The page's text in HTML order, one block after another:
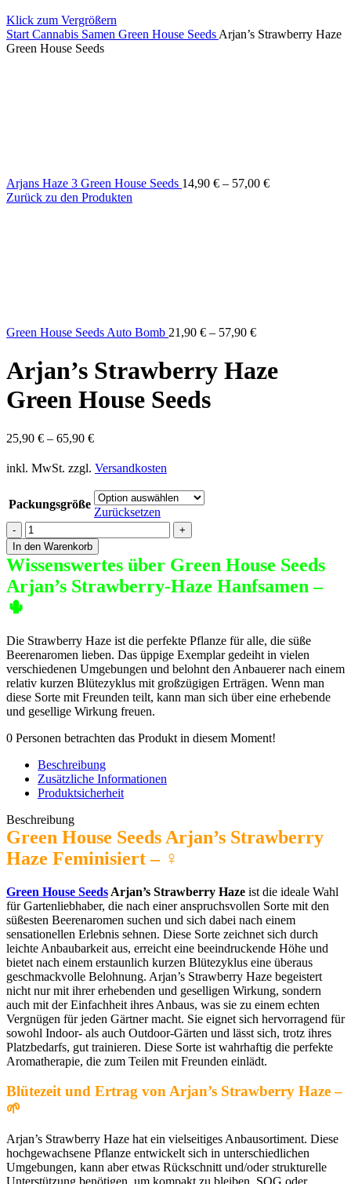
Klick zum Vergrößern
Start Cannabis Samen Green House Seeds Arjan’s Strawberry Haze
Green House Seeds
Arjans Haze 3 Green House Seeds 14,90 € – 57,00 €
Zurück zu den Produkten
Green House Seeds Auto Bomb 21,90 € – 57,90 €
Arjan’s Strawberry Haze
Green House Seeds
25,90 € – 65,90 €
inkl. MwSt. zzgl. Versandkosten
Packungsgröße
Zurücksetzen
Arjan's
Strawberry
Haze
Green
House
Seeds
In den Warenkorb
Wissenswertes über Green House Seeds
Arjan’s Strawberry-Haze Hanfsamen –
🌵
Die Strawberry Haze ist die perfekte Pflanze für alle, die süße
Beerenaromen lieben. Das üppige Exemplar gedeiht in vielen
verschiedenen Umgebungen und belohnt den Anbauerer nach einem
relativ kurzen Blütezyklus mit großzügigen Erträgen. Wenn man
diese Sorte mit Freunden teilt, kann man sich über eine erhebende
und gesellige Wirkung freuen.
0 Personen betrachten das Produkt in diesem Moment!
Beschreibung
Zusätzliche Informationen
Produktsicherheit
Beschreibung
Green House Seeds Arjan’s Strawberry
Haze Feminisiert – ♀️
Green House Seeds Arjan’s Strawberry Haze ist die ideale Wahl
für Gartenliebhaber, die nach einer anspruchsvollen Sorte mit den
süßesten Beerenaromen suchen und sich dabei nach einem
sensationellen Erlebnis sehnen. Diese Sorte zeichnet sich durch
leichte Anbaubarkeit aus, erreicht eine beeindruckende Höhe und
bietet nach einem erstaunlich kurzen Blütezyklus eine überaus
geschmackvolle Belohnung. Arjan’s Strawberry Haze begeistert
nicht nur mit ihrer erhebenden und geselligen Wirkung, sondern
auch mit der Einfachheit ihres Anbaus, was sie zu einem echten
Vergnügen für jeden Gärtner macht. Sie eignet sich hervorragend für
sowohl Indoor- als auch Outdoor-Gärten und lässt sich, trotz ihres
Platzbedarfs, gut trainieren. Diese Sorte ist wahrhaftig die perfekte
Aromatherapie, die zum Teilen mit Freunden einlädt.
Blütezeit und Ertrag von Arjan’s Strawberry Haze –
🌱
Arjan’s Strawberry Haze hat ein vielseitiges Anbausortiment. Diese
hochgewachsene Pflanze entwickelt sich in unterschiedlichen
Umgebungen, kann aber etwas Rückschnitt und/oder strukturelle